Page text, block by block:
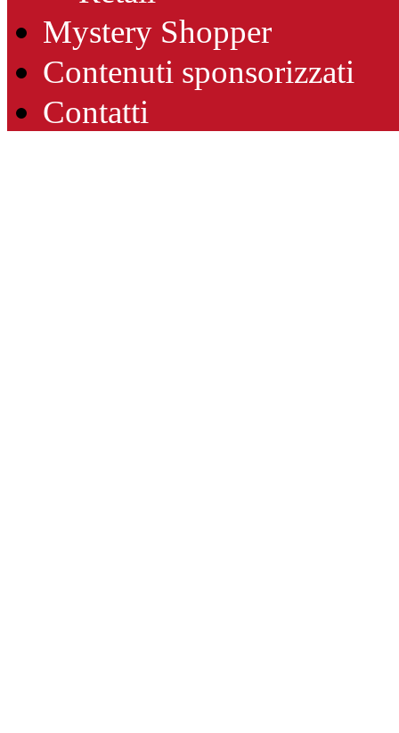
Mystery Shopper
Contenuti sponsorizzati
Contatti